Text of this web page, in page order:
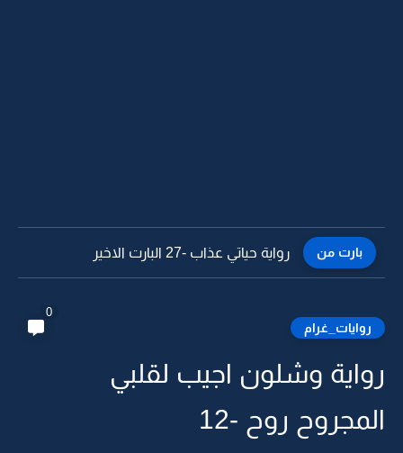
بارت من رواية حياتي عذاب -26
روايات_غرام
0
رواية وشلون اجيب لقلبي
المجروح روح -12